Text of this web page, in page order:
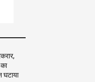
घटाया